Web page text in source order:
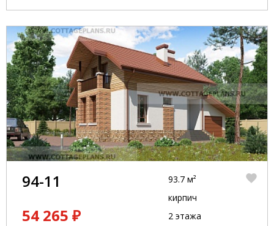
94-11
54 265 ₽
93.7 м²
кирпич
2 этажа